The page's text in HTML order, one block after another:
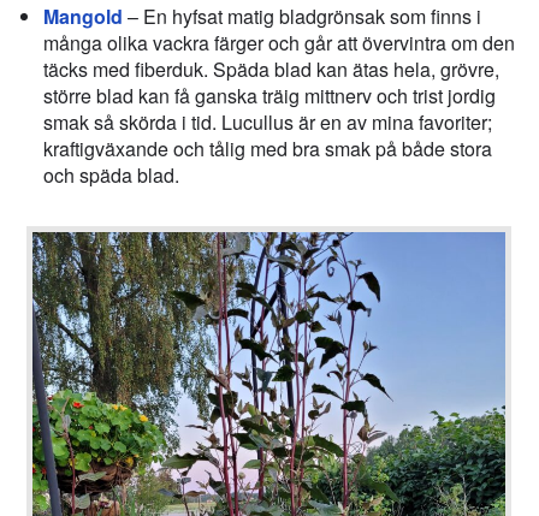
Mangold – En hyfsat matig bladgrönsak som finns i
många olika vackra färger och går att övervintra om den
täcks med fiberduk. Späda blad kan ätas hela, grövre,
större blad kan få ganska träig mittnerv och trist jordig
smak så skörda i tid. Lucullus är en av mina favoriter;
kraftigväxande och tålig med bra smak på både stora
och späda blad.